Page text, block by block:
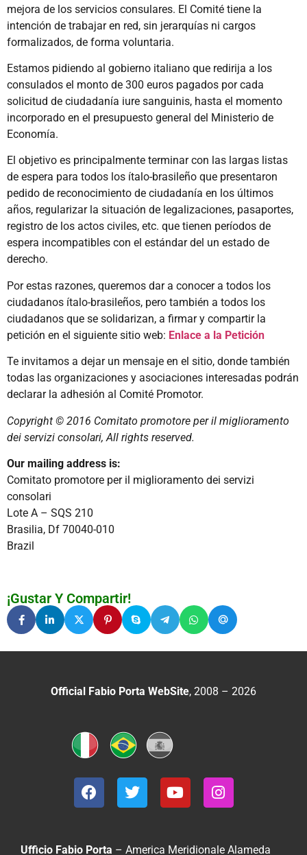
mejora de los servicios consulares. El Comité tiene la
intención de trabajar en red, sin jerarquías ni cargos
formalizados, de forma voluntaria.
Estamos pidiendo al gobierno italiano que redirija a los
consulados el monto de 300 euros pagados por cada
solicitud de ciudadanía iure sanguinis, hasta el momento
incorporado en el presupuesto general del Ministerio de
Economía.
El objetivo es principalmente terminar con las largas listas
de espera para todos los ítalo-brasileño que presentaron
pedido de reconocimiento de ciudadanía en los últimos
años, regularizar la situación de legalizaciones, pasaportes,
registro de los actos civiles, etc. que tienen períodos de
espera incompatibles con el estándar del un estado de
derecho.
Por estas razones, queremos dar a conocer a todos los
ciudadanos ítalo-brasileños, pero también a todos los
ciudadanos que se solidarizan, a firmar y compartir la
petición en el siguiente sitio web: Enlace a la Petición
Te invitamos a dejar un mensaje en el sitio, donde también
todas las organizaciones y asociaciones interesadas podrán
declarar la adhesión al Comité Promotor.
Copyright © 2016 Comitato promotore per il miglioramento
dei servizi consolari, All rights reserved.
Our mailing address is:
Comitato promotore per il miglioramento dei servizi
consolari
Lote A – SQS 210
Brasilia, Df 70040-010
Brazil
¡Gustar Y Compartir!
Official Fabio Porta WebSite, 2008 – 2026
Ufficio Fabio Porta – America Meridionale Alameda